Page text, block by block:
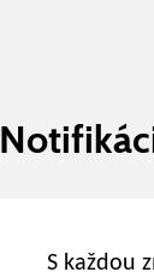
S každou